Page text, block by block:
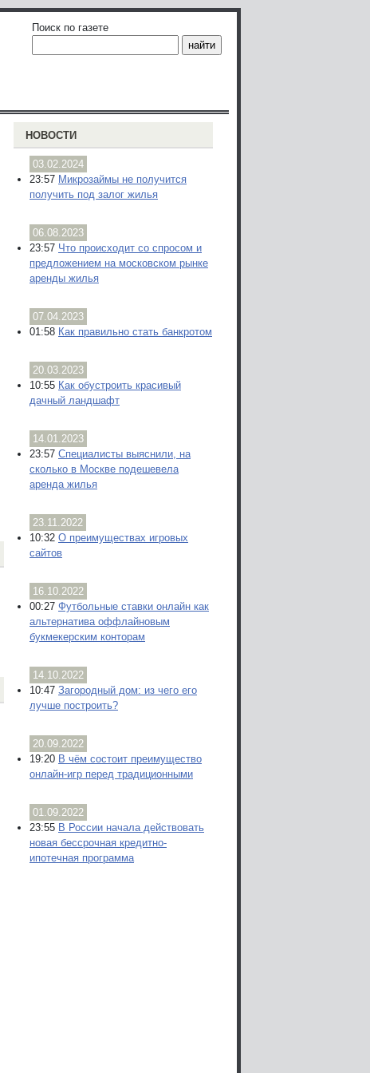
Поиск по газете
НОВОСТИ
03.02.2024
23:57 Микрозаймы не получится
получить под залог жилья
06.08.2023
23:57 Что происходит со спросом и
предложением на московском рынке
аренды жилья
07.04.2023
01:58 Как правильно стать банкротом
20.03.2023
10:55 Как обустроить красивый
дачный ландшафт
14.01.2023
23:57 Специалисты выяснили, на
сколько в Москве подешевела
аренда жилья
23.11.2022
10:32 О преимуществах игровых
сайтов
16.10.2022
00:27 Футбольные ставки онлайн как
альтернатива оффлайновым
букмекерским конторам
14.10.2022
10:47 Загородный дом: из чего его
лучше построить?
20.09.2022
19:20 В чём состоит преимущество
онлайн-игр перед традиционными
01.09.2022
23:55 В России начала действовать
новая бессрочная кредитно-
ипотечная программа